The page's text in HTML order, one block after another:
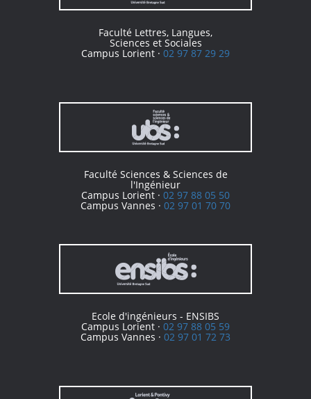
Faculté Lettres, Langues,
Sciences et Sociales
Campus Lorient · 02 97 87 29 29
Faculté Sciences & Sciences de
l'Ingénieur
Campus Lorient · 02 97 88 05 50
Campus Vannes · 02 97 01 70 70
Ecole d'ingénieurs - ENSIBS
Campus Lorient · 02 97 88 05 59
Campus Vannes · 02 97 01 72 73